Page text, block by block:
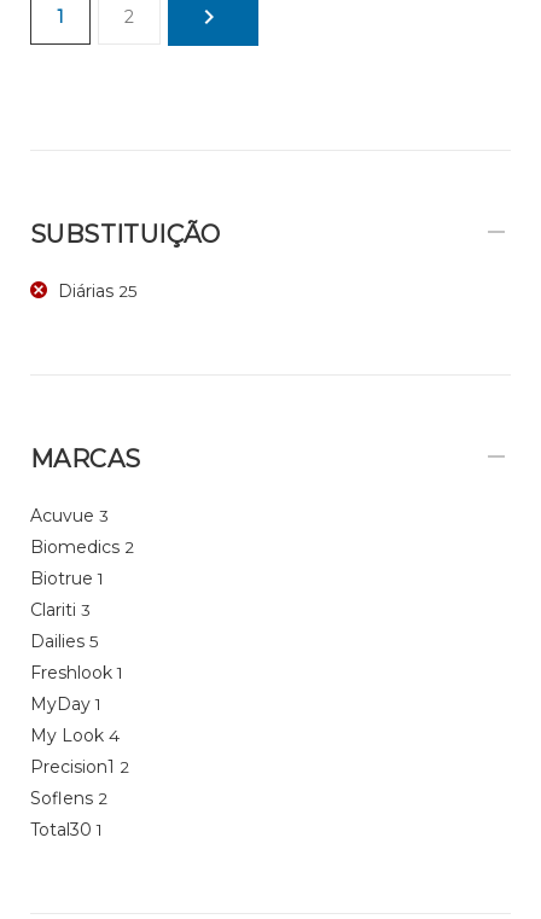
1 2
SUBSTITUIÇÃO
Diárias 25
MARCAS
Acuvue 3
Biomedics 2
Biotrue 1
Clariti 3
Dailies 5
Freshlook 1
MyDay 1
My Look 4
Precision1 2
Soflens 2
Total30 1